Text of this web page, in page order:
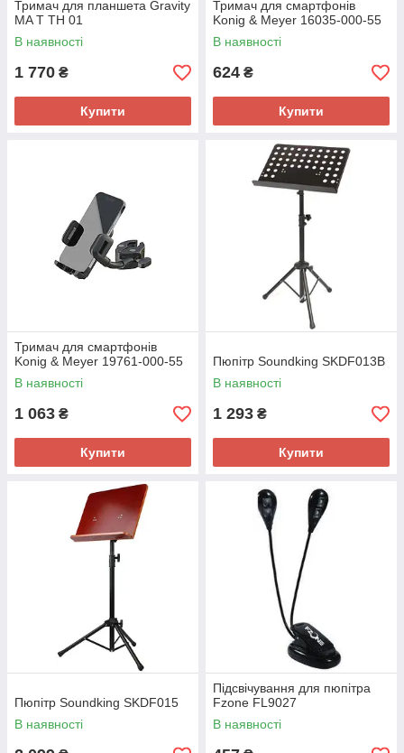
Тримач для планшета Gravity
MA T TH 01
В наявності
1 770 ₴
Купити
Тримач для смартфонів
Konig & Meyer 16035-000-55
В наявності
624 ₴
Купити
Тримач для смартфонів
Konig & Meyer 19761-000-55
В наявності
1 063 ₴
Купити
Пюпітр Soundking SKDF013B
В наявності
1 293 ₴
Купити
Пюпітр Soundking SKDF015
В наявності
Підсвічування для пюпітра
Fzone FL9027
В наявності